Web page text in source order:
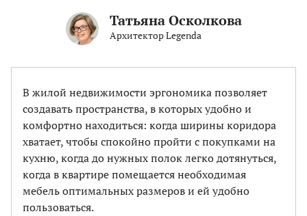
Татьяна Осколкова
Архитектор Legenda
В жилой недвижимости эргономика позволяет
создавать пространства, в которых удобно и
комфортно находиться: когда ширины коридора
хватает, чтобы спокойно пройти с покупками на
кухню, когда до нужных полок легко дотянуться,
когда в квартире помещается необходимая
мебель оптимальных размеров и ей удобно
пользоваться.